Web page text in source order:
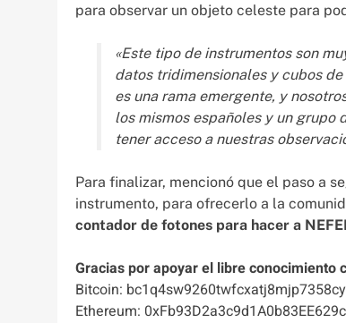
para observar un objeto celeste para
«Este tipo de instrumentos son
datos tridimensionales y cubos
es una rama emergente, y
los mismos españoles y un grupo
tener acceso a nuestras
Para finalizar, mencionó que el paso a
instrumento, para ofrecerlo a la
contador de fotones para hacer a
Gracias por apoyar el libre conocimiento
Bitcoin:
Ethereum: